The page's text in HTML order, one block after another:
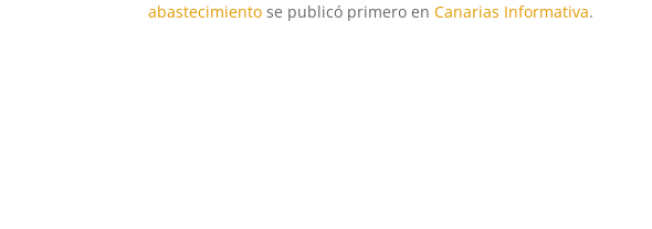
abastecimiento se publicó primero enCanarias Informativa.